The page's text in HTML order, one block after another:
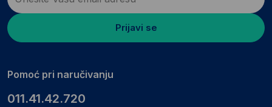
Prijavi se
Pomoć pri naručivanju
011.41.42.720